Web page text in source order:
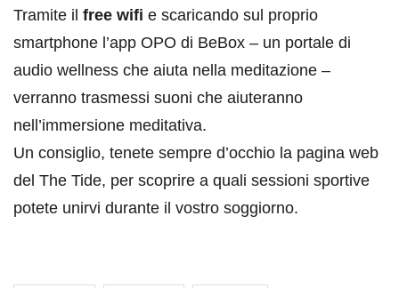
Tramite il free wifi e scaricando sul proprio
smartphone l’app OPO di BeBox – un portale di
audio wellness che aiuta nella meditazione –
verranno trasmessi suoni che aiuteranno
nell’immersione meditativa.
Un consiglio, tenete sempre d’occhio la pagina web
del The Tide, per scoprire a quali sessioni sportive
potete unirvi durante il vostro soggiorno.